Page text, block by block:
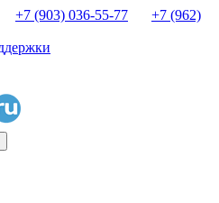
+7 (903) 036-55-77
+7 (962)